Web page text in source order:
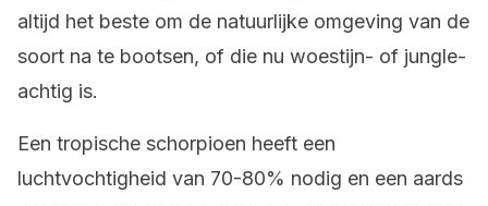
altijd het beste om de natuurlijke omgeving van de
soort na te bootsen, of die nu woestijn- of jungle-
achtig is.
Een tropische schorpioen heeft een
luchtvochtigheid van 70-80% nodig en een aards